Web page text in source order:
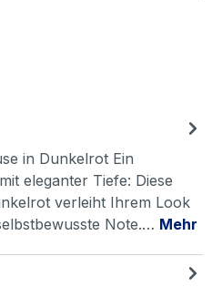
in Dunkelrot Ein
eleganter Tiefe: Diese
verleiht Ihrem Look
Note.… Mehr